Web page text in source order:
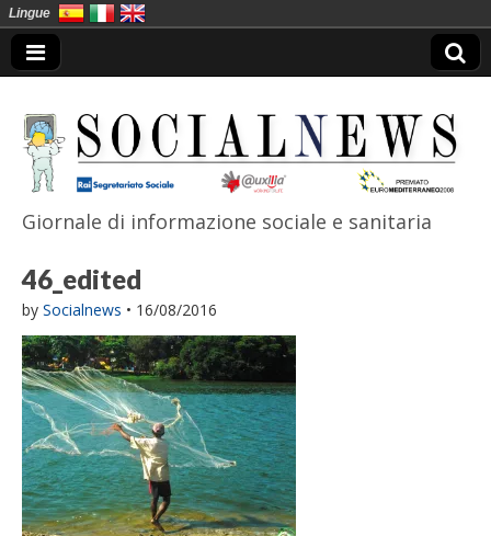
SocialNews
Giornale di informazione sociale e sanitaria
46_edited
by Socialnews • 16/08/2016
Lingue